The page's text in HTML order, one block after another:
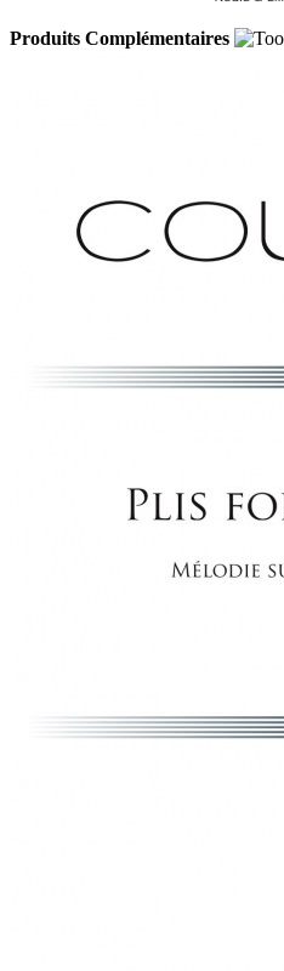
Produits Complémentaires